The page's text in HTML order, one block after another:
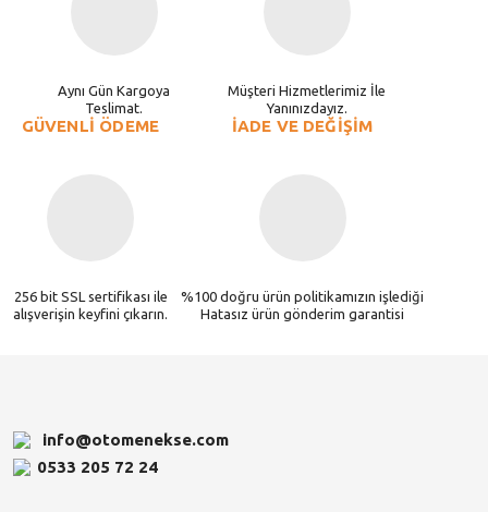
Aynı Gün Kargoya
Teslimat.
Müşteri Hizmetlerimiz İle
Yanınızdayız.
GÜVENLİ ÖDEME
256 bit SSL sertifikası ile
alışverişin keyfini çıkarın.
İADE VE DEĞİŞİM
%100 doğru ürün politikamızın işlediği
Hatasız ürün gönderim garantisi
info@otomenekse.com
0533 205 72 24